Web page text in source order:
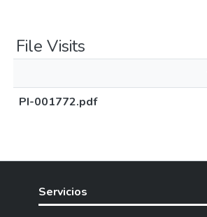
File Visits
PI-001772.pdf
Servicios